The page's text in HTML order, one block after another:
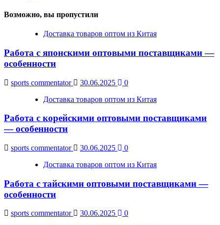
Возможно, вы пропустили
Доставка товаров оптом из Китая
Работа с японскими оптовыми поставщиками —
особенности
sports commentator 30.06.2025
0
Доставка товаров оптом из Китая
Работа с корейскими оптовыми поставщиками
— особенности
sports commentator 30.06.2025
0
Доставка товаров оптом из Китая
Работа с тайскими оптовыми поставщиками —
особенности
sports commentator 30.06.2025
0